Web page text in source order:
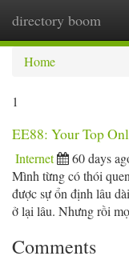
directory boom
Home
1
EE88: Your Top
Internet 60 days
Mình từng có thói
được sự ổn định lâu
ở lại lâu. Nhưng rồi
Comments